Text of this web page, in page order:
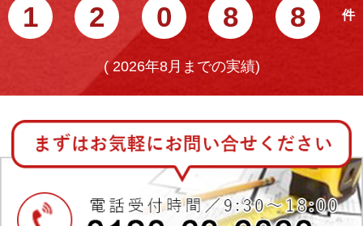
1 2 0 8 8
(2026年8月までの実績)